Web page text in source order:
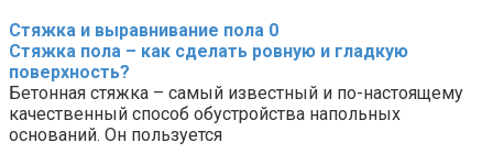
Стяжка и выравнивание пола 0
Стяжка пола – как сделать ровную и гладкую
поверхность?
Бетонная стяжка – самый известный и по-настоящему
качественный способ обустройства напольных
оснований. Он пользуется